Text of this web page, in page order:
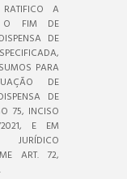
A
O FIM DE
DE
PARA
DE
DE
75, INCISO
E EM
JURÍDICO
ART. 72,